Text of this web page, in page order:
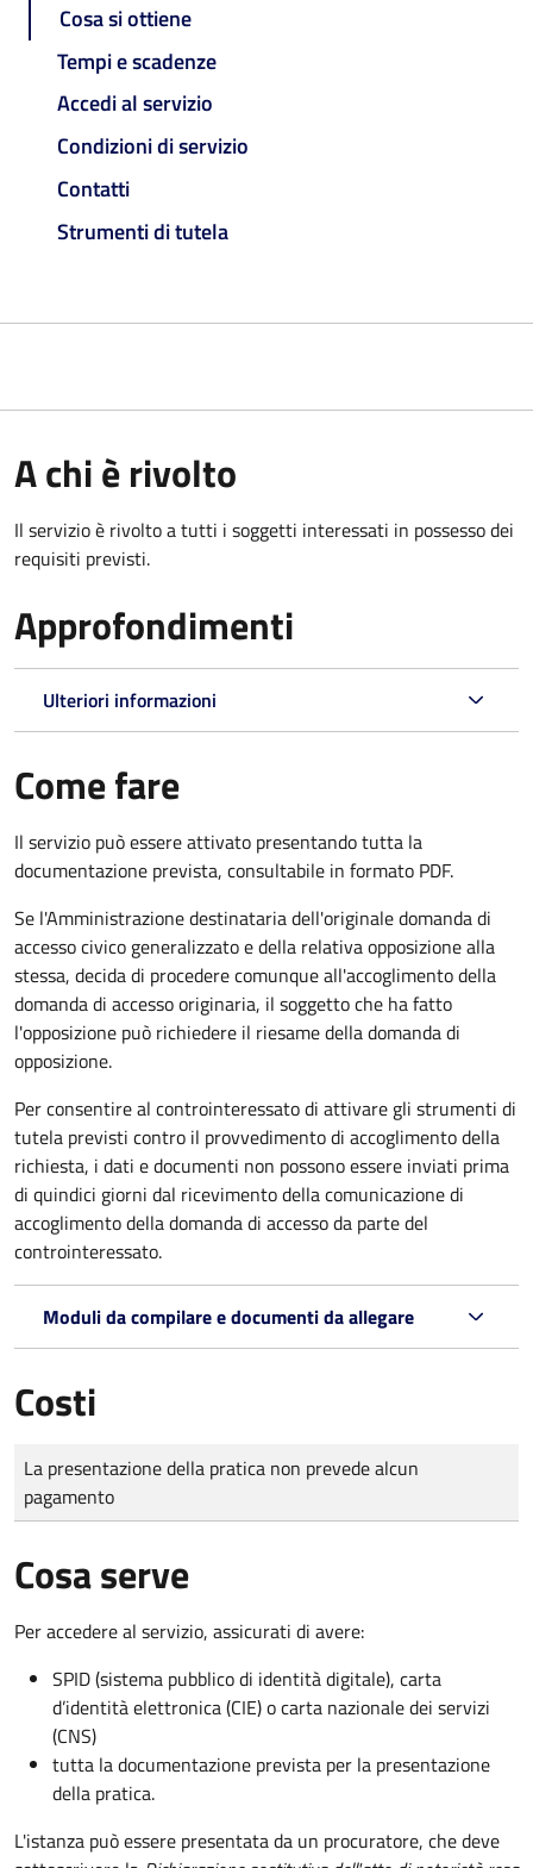
Cosa si ottiene
Tempi e scadenze
Accedi al servizio
Condizioni di servizio
Contatti
Strumenti di tutela
A chi è rivolto
Il servizio è rivolto a tutti i soggetti interessati in possesso dei
requisiti previsti.
Approfondimenti
Ulteriori informazioni
Come fare
Il servizio può essere attivato presentando tutta la
documentazione prevista, consultabile in formato PDF.
Se l'Amministrazione destinataria dell'originale domanda di
accesso civico generalizzato e della relativa opposizione alla
stessa, decida di procedere comunque all'accoglimento della
domanda di accesso originaria, il soggetto che ha fatto
l'opposizione può richiedere il riesame della domanda di
opposizione.
Per consentire al controinteressato di attivare gli strumenti di
tutela previsti contro il provvedimento di accoglimento della
richiesta, i dati e documenti non possono essere inviati prima
di quindici giorni dal ricevimento della comunicazione di
accoglimento della domanda di accesso da parte del
controinteressato.
Moduli da compilare e documenti da allegare
Costi
Tipo di pagamento
Importo
La presentazione della pratica non prevede alcun
pagamento
Cosa serve
Per accedere al servizio, assicurati di avere:
SPID (sistema pubblico di identità digitale), carta
d’identità elettronica (CIE) o carta nazionale dei servizi
(CNS)
tutta la documentazione prevista per la presentazione
della pratica.
L'istanza può essere presentata da un procuratore, che deve